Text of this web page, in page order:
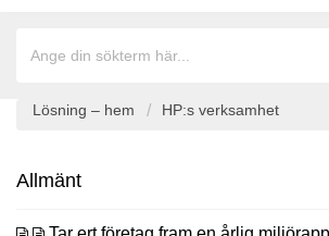
Lösning – hem HP:s verksamhet
Allmänt